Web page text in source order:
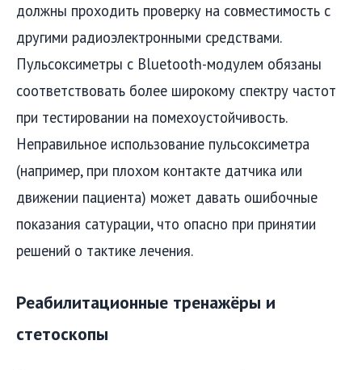
должны проходить проверку на совместимость с
другими радиоэлектронными средствами.
Пульсоксиметры с Bluetooth-модулем обязаны
соответствовать более широкому спектру частот
при тестировании на помехоустойчивость.
Неправильное использование пульсоксиметра
(например, при плохом контакте датчика или
движении пациента) может давать ошибочные
показания сатурации, что опасно при принятии
решений о тактике лечения.
Реабилитационные тренажёры и
стетоскопы